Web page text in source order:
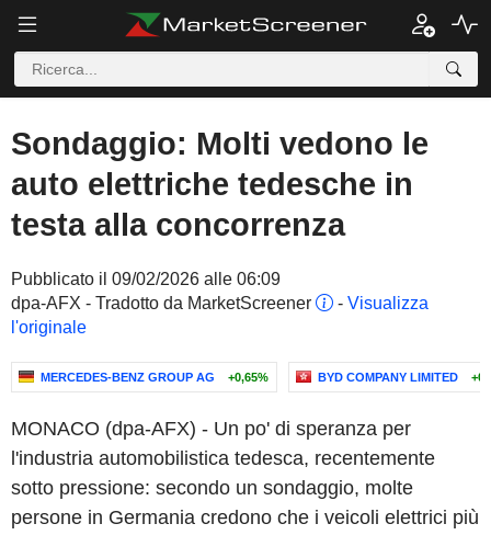
Sondaggio: Molti vedono le
auto elettriche tedesche in
testa alla concorrenza
Pubblicato il 09/02/2026 alle 06:09
dpa-AFX - Tradotto da MarketScreener
- Visualizza
l'originale
MERCEDES-BENZ GROUP AG +0,65% BYD COMPANY LIMITED
MONACO (dpa-AFX) - Un po' di speranza per
l'industria automobilistica tedesca, recentemente
sotto pressione: secondo un sondaggio, molte
persone in Germania credono che i veicoli elettrici più